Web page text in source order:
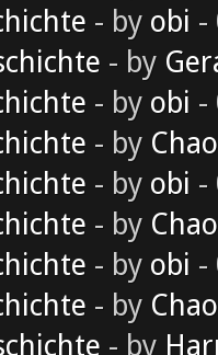
- by obi -
- by
- by obi -
- by
- by obi -
- by
- by obi -
- by
- by